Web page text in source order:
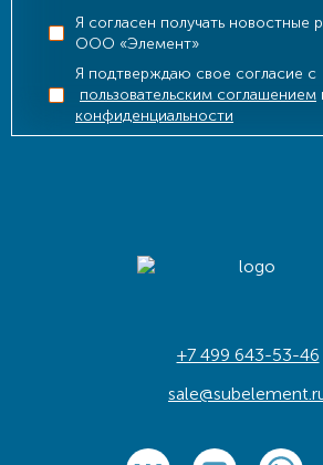
Я согласен получать новостные
ООО «Элемент»
Я подтверждаю свое согласие с
пользовательским соглашением
конфиденциальности
+7 499 643-53-46